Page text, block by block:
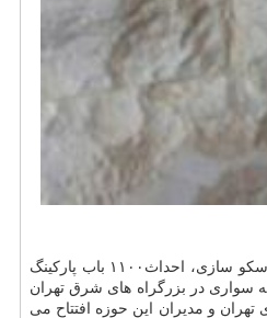
مرتضی رحمان زاده درباب آماده سازی پروژه های قابل افتتاح منطقه اظهار داشت: این پروژه های ترافیکی شامل پوشش سقف پایانه شهید براری و سکو سازی، احداث۱۱۰۰ باب پارکینگ
سواری در بزرگراه های شرق تهران
و مدیران این حوزه افتتاح می